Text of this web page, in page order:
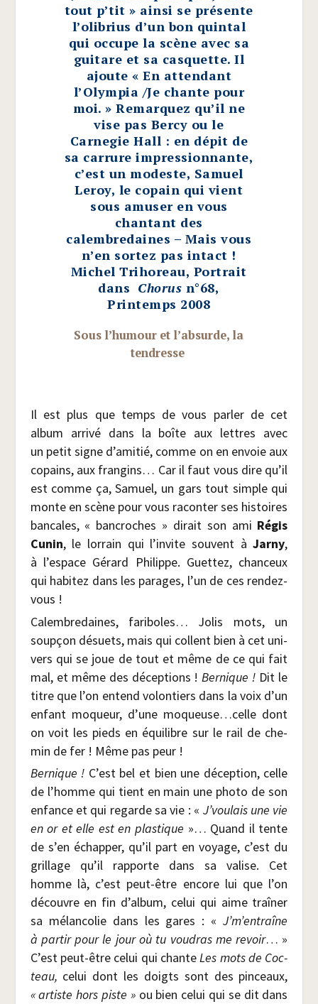
tout p’tit » ainsi se présente
l’olibrius d’un bon quintal
qui occupe la scène avec sa
guitare et sa casquette. Il
ajoute « En attendant
l’Olympia /​Je chante pour
moi. » Remarquez qu’il ne
vise pas Bercy ou le
Carnegie Hall : en dépit de
sa carrure impressionnante,
c’est un modeste, Samuel
Leroy, le copain qui vient
sous amuser en vous
chantant des
calembredaines – Mais vous
n’en sortez pas intact !
Michel Trihoreau, Portrait
dans Chorus n°68,
Printemps 2008
Sous l’humour et l’absurde, la
tendresse
Il est plus que temps de vous par­ler de cet
album arri­vé dans la boîte aux lettres avec
un petit signe d’amitié, comme on en envoie aux
copains, aux fran­gins… Car il faut vous dire qu’il
est comme ça, Samuel, un gars tout simple qui
monte en scène pour vous racon­ter ses his­toires
ban­cales, « ban­croches » dirait son ami Régis
Cunin, le lor­rain qui l’invite sou­vent àJar­ny,
à l’espace Gérard Phi­lippe. Guet­tez, chan­ceux
qui habi­tez dans les parages, l’un de ces rendez-
vous !
Calem­bre­daines, fari­boles… Jolis mots, un
soup­çon désuets, mais qui collent bien à cet uni­
vers qui se joue de tout et même de ce qui fait
mal, et même des décep­tions !Ber­nique ! Dit le
titre que l’on entend volon­tiers dans la voix d’un
enfant moqueur, d’une moqueuse…celle dont
on voit les pieds en équi­libre sur le rail de che­
min de fer ! Même pas peur !
Ber­nique ! C’est bel et bien une décep­tion, celle
de l’homme qui tient en main une pho­to de son
enfance et qui regarde sa vie : « J’voulais une vie
en or et elle est en plas­tique »… Quand il tente
de s’en échap­per, qu’il part en voyage, c’est du
grillage qu’il rap­porte dans sa valise. Cet
homme là, c’est peut-être encore lui que l’on
découvre en fin d’album, celui qui aime traî­ner
sa mélan­co­lie dans les gares : «J’m’entraîne
à par­tir pour le jour où tu vou­dras me revoir… »
C’est peut-être celui qui chanteLes mots de Coc­
teau, celui dont les doigts sont des pin­ceaux,
« artiste hors piste » ou bien celui qui se dit dans